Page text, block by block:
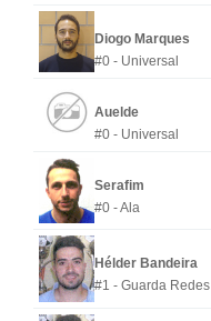
Diogo Marques
#0 - Universal
Auelde
#0 - Universal
Serafim
#0 - Ala
Hélder Bandeira
#1 - Guarda Redes